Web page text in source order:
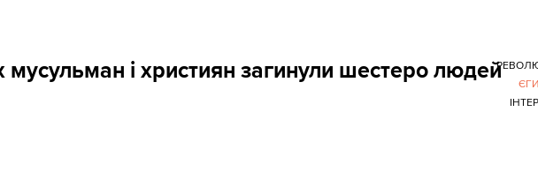
мусульман і християн загинули шестеро людей